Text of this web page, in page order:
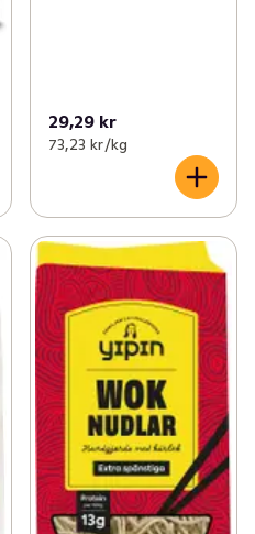
29,29 kr
73,23 kr /kg